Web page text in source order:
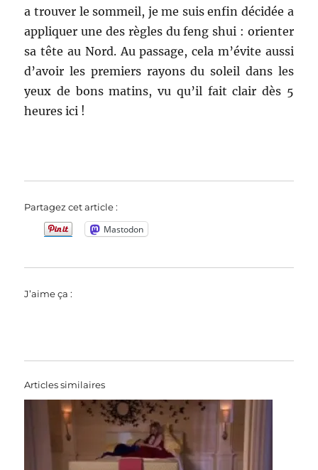
a trouver le sommeil, je me suis enfin décidée a
appliquer une des règles du feng shui : orienter
sa tête au Nord. Au passage, cela m’évite aussi
d’avoir les premiers rayons du soleil dans les
yeux de bons matins, vu qu’il fait clair dès 5
heures ici !
Partagez cet article :
Mastodon
J’aime ça :
Articles similaires